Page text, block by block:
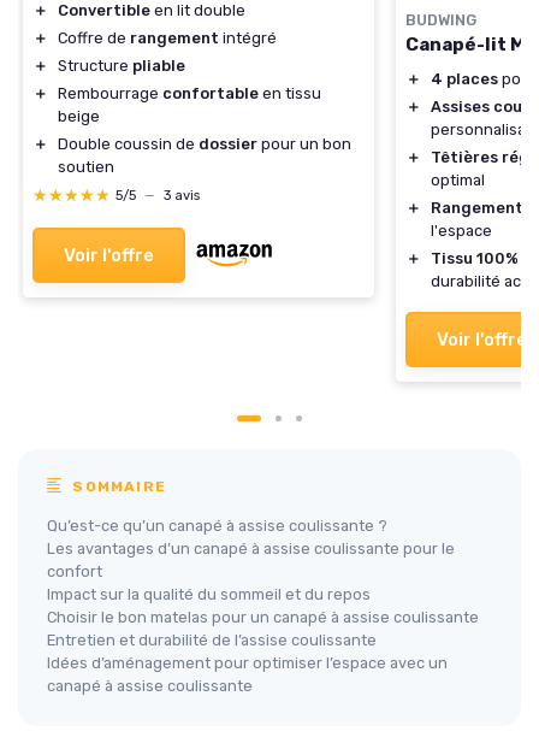
＋ Convertible en lit double
＋
Coffre de rangement intégré
＋
Structure pliable
＋
Rembourrage confortable en tissu
beige
＋
Double coussin de dossier pour un bon
soutien
★★★★★
★★★★★ 5/5 — 3 avis
Voir l'offre
BUDWING
Canapé-lit
＋ 4 places pour
＋
Assises
＋
Têtières
optimal
＋
Rangement
l'espace
＋
Tissu 100%
durabilité
Voir l'offre
SOMMAIRE
Qu’est-ce qu’un canapé à assise coulissante ?
Les avantages d’un canapé à assise coulissante pour le
confort
Impact sur la qualité du sommeil et du repos
Choisir le bon matelas pour un canapé à assise coulissante
Entretien et durabilité de l’assise coulissante
Idées d’aménagement pour optimiser l’espace avec un
canapé à assise coulissante